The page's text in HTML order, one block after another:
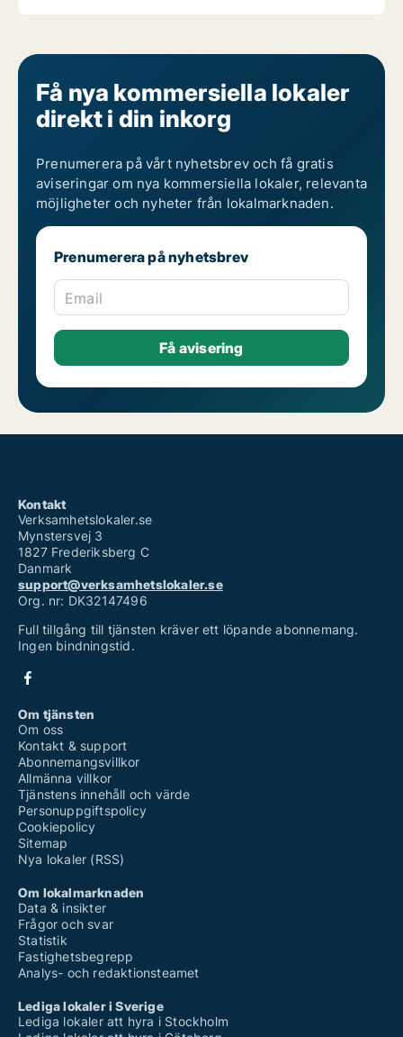
Få nya kommersiella lokaler
direkt i din inkorg
Prenumerera på vårt nyhetsbrev och få gratis
aviseringar om nya kommersiella lokaler, relevanta
möjligheter och nyheter från lokalmarknaden.
Prenumerera på nyhetsbrev
Email
Kontakt
Verksamhetslokaler.se
Mynstersvej 3
1827 Frederiksberg C
Danmark
support@verksamhetslokaler.se
Org. nr: DK32147496
Full tillgång till tjänsten kräver ett löpande abonnemang.
Ingen bindningstid.
Om tjänsten
Om oss
Kontakt & support
Abonnemangsvillkor
Allmänna villkor
Tjänstens innehåll och värde
Personuppgiftspolicy
Cookiepolicy
Sitemap
Nya lokaler (RSS)
Om lokalmarknaden
Data & insikter
Frågor och svar
Statistik
Fastighetsbegrepp
Analys- och redaktionsteamet
Lediga lokaler i Sverige
Lediga lokaler att hyra i Stockholm